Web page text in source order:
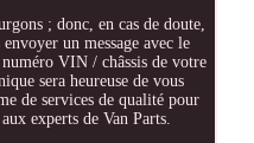
; donc, en cas de doute,
un message avec le
VIN / châssis de votre
sera heureuse de vous
de services de qualité pour
experts de Van Parts.